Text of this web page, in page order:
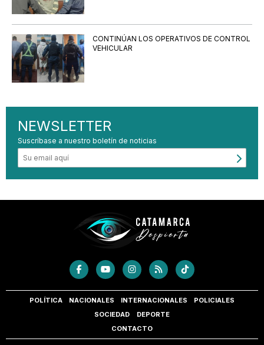
CONTINÚAN LOS OPERATIVOS DE CONTROL
VEHICULAR
NEWSLETTER
Suscríbase a nuestro boletín de noticias
POLÍTICA NACIONALES INTERNACIONALES
POLICIALES
SOCIEDAD
DEPORTE
CONTACTO